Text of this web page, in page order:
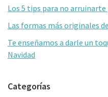
Los 5 tips para no
Las formas más originales
Te enseñamos a darle un
Navidad
Categorías